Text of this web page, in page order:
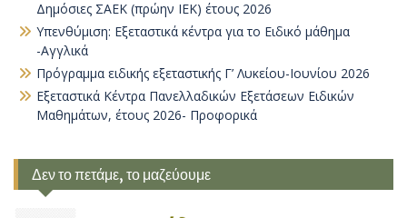
Δημόσιες ΣΑΕΚ (πρώην ΙΕΚ) έτους 2026
Υπενθύμιση: Εξεταστικά κέντρα για το Ειδικό μάθημα
-Αγγλικά
Πρόγραμμα ειδικής εξεταστικής Γ’ Λυκείου-Ιουνίου 2026
Εξεταστικά Κέντρα Πανελλαδικών Εξετάσεων Ειδικών
Μαθημάτων, έτους 2026- Προφορικά
Δεν το πετάμε, το μαζεύουμε